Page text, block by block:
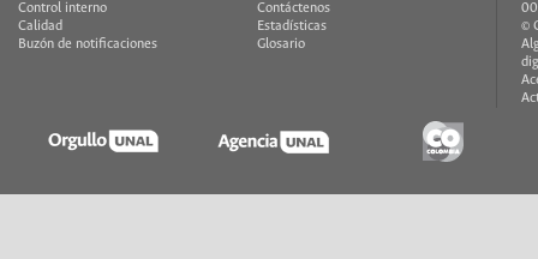
Control interno
Calidad
Buzón de notificaciones
Contáctenos
Estadísticas
Glosario
©